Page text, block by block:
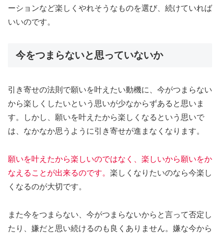
ーションなど楽しくやれそうなものを選び、続けていれば
いいのです。
今をつまらないと思っていないか
引き寄せの法則で願いを叶えたい動機に、今がつまらない
から楽しくしたいという思いが少なからずあると思いま
す。しかし、願いを叶えたから楽しくなるという思いで
は、なかなか思うように引き寄せが進まなくなります。
願いを叶えたから楽しいのではなく、楽しいから願いをか
なえることが出来るのです。 楽しくなりたいのなら今楽し
くなるのが大切です。
また今をつまらない、今がつまらないからと言って否定し
たり、嫌だと思い続けるのも良くありません。嫌な今から